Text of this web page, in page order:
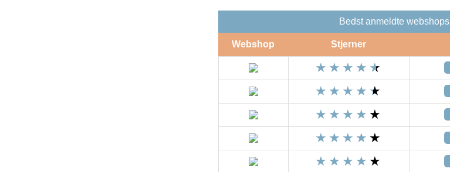
Bedst anmeldte webshops
Webshop Stjerner